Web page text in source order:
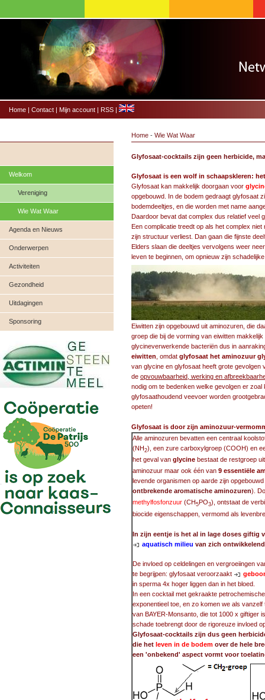
Home | Contact | Mijn account | RSS |
Welkom
Vereniging
Wie Wat Waar
Agenda en Nieuws
Onderwerpen
Activiteiten
Gezondheid
Uitdagingen
Sponsoring
Home - Wie Wat Waar
Glyfosaat-cocktails zijn geen herbicide,
Glyfosaat is een wolf in schaapskleren:
Glyfosaat kan makkelijk doorgaan voor
opgebouwd. In de bodem gedraagt glyfosaat
bodemdeeltjes, en die worden met name
Daardoor bevat dat complex dus relatief veel
Een complicatie treedt op als het complex
zijn structuur verliest. Dan gaan die fijnste
Elders slaan die deeltjes vervolgens weer
leven te beginnen, om opnieuw zijn
Eiwitten zijn opgebouwd uit aminozuren, die
groep die bij de vorming van eiwitten
glycineverwerkende bacteriën dus in
eiwitten , omdat glyfosaat het aminozuur
van glycine en glyfosaat heeft grote
de opvouwbaarheid, werking en
nodig om te bedenken welke gevolgen er
glyfosaathoudend veevoer worden
opeten!
Glyfosaat is door zijn aminozuur-
Alle aminozuren bevatten een centraal
(NH2), een zure carboxylgroep (COOH) en
het geval van glycine bestaat de restgroep
aminozuur maar ook één van 9 essentiële
levende organismen op aarde zijn
ontbrekende aromatische aminozuren).
methylfosfonzuur (CH 5 PO3), ontstaat de
biocide eigenschappen, vermomd als
In zijn eentje is het al in lage doses giftig
aquatisch milieu van zich
De invloed op celdelingen en vergroeiingen
te begrijpen: glyfosaat veroorzaakt
in sperma 4x hoger liggen dan in het bloed.
In een cocktail met gekraakte
exponentieel toe, en zo komen we als
van BAYER-Monsanto, die tot 1000 x giftiger
schade toebrengt door de rigoreuze invloed
Glyfosaat-cocktails zijn dus geen
die het leven in de bodem over de hele
een 'onbekend' aspect vormt voor